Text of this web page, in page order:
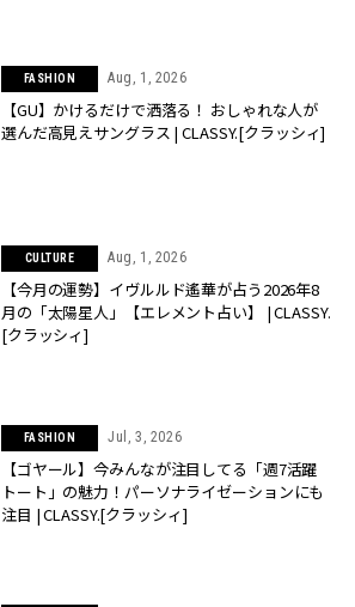
FASHION Aug, 1, 2026
【GU】かけるだけで洒落る！ おしゃれな人が
選んだ高見えサングラス | CLASSY.[クラッシィ]
CULTURE Aug, 1, 2026
【今月の運勢】イヴルルド遙華が占う2026年8
月の「太陽星人」【エレメント占い】 | CLASSY.
[クラッシィ]
FASHION Jul, 3, 2026
【ゴヤール】今みんなが注目してる「週7活躍
トート」の魅力！パーソナライゼーションにも
注目 | CLASSY.[クラッシィ]